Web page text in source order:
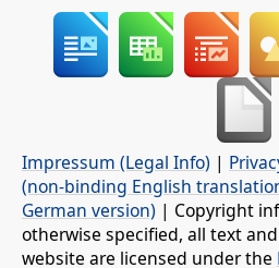
Impressum (Legal Info) |
(non-binding English
German version) | Copyright
otherwise specified, all text
website are licensed under the